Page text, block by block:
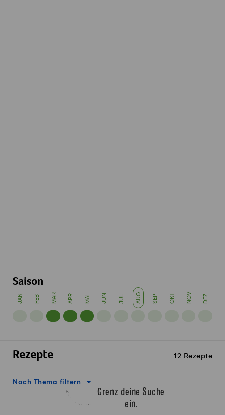
Saison
JAN FEB MÄR APR MAI JUN JUL AUG SEP OKT NOV DEZ
Rezepte 12 Rezepte
Nach Thema filtern
Grenz deine Suche
ein.